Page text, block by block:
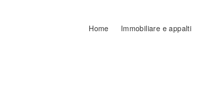
Home Immobiliare e appalti